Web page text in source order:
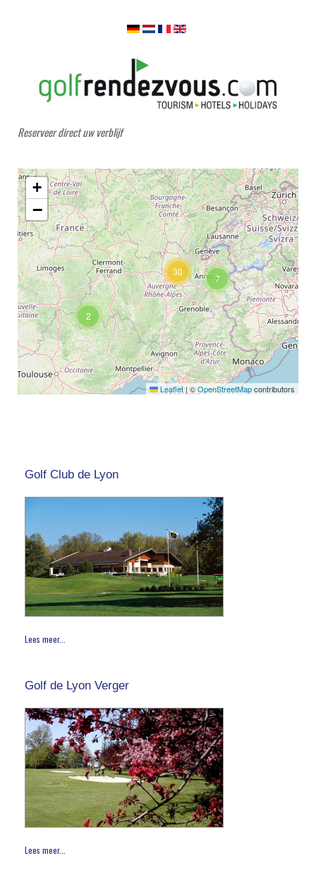
Reserveer direct uw verblijf
7
2
30
+
−
Leaflet |©OpenStreetMapcontributors
Golf Club de Lyon
Lees meer...
Golf de Lyon Verger
Lees meer...